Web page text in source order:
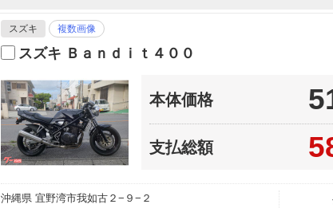
スズキ 複数画像
スズキ Ｂａｎｄｉｔ４００
本体価格
支払総額
沖縄県 宜野湾市我如古２−９−２